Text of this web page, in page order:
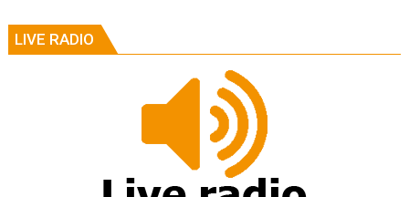
LIVE RADIO